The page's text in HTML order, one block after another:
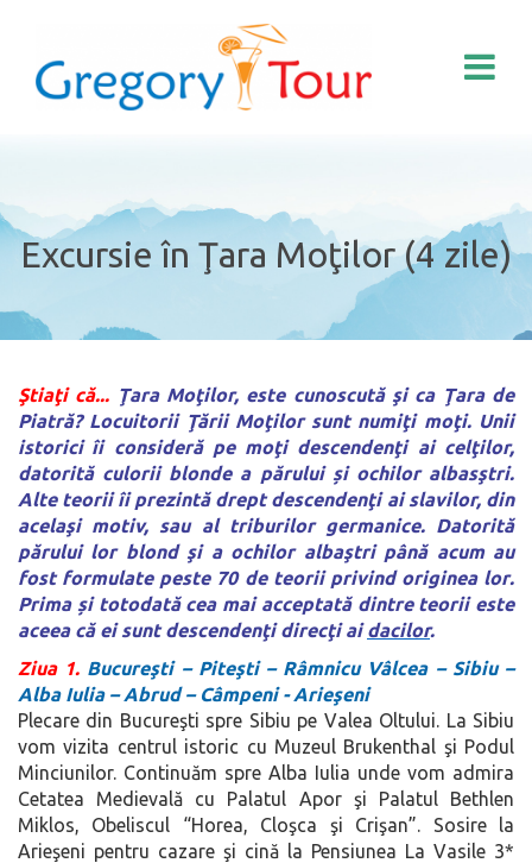
Excursie în Ţara Moţilor (4 zile)
Ştiaţi că... Ţara Moţilor, este cunoscută şi ca Ţara de
Piatră? Locuitorii Ţării Moţilor sunt numiţi moţi. Unii
istorici îi consideră pe moţi descendenţi ai celţilor,
datorită culorii blonde a părului și ochilor albasştri.
Alte teorii îi prezintă drept descendenţi ai slavilor, din
acelaşi motiv, sau al triburilor germanice. Datorită
părului lor blond şi a ochilor albaştri până acum au
fost formulate peste 70 de teorii privind originea lor.
Prima și totodată cea mai acceptată dintre teorii este
aceea că ei sunt descendenţi direcţi aidacilor.
Ziua 1. Bucureşti– Piteşti – Râmnicu Vâlcea – Sibiu –
Alba Iulia – Abrud – Câmpeni - Arieşeni
Plecare din Bucureşti spre Sibiu pe Valea Oltului. La Sibiu
vom vizita centrul istoric cu Muzeul Brukenthal şi Podul
Minciunilor. Continuăm spre Alba Iulia unde vom admira
Cetatea Medievală cu Palatul Apor şi Palatul Bethlen
Miklos, Obeliscul “Horea, Cloşca şi Crişan”. Sosire la
Arieşeni pentru cazare şi cină la Pensiunea La Vasile 3*